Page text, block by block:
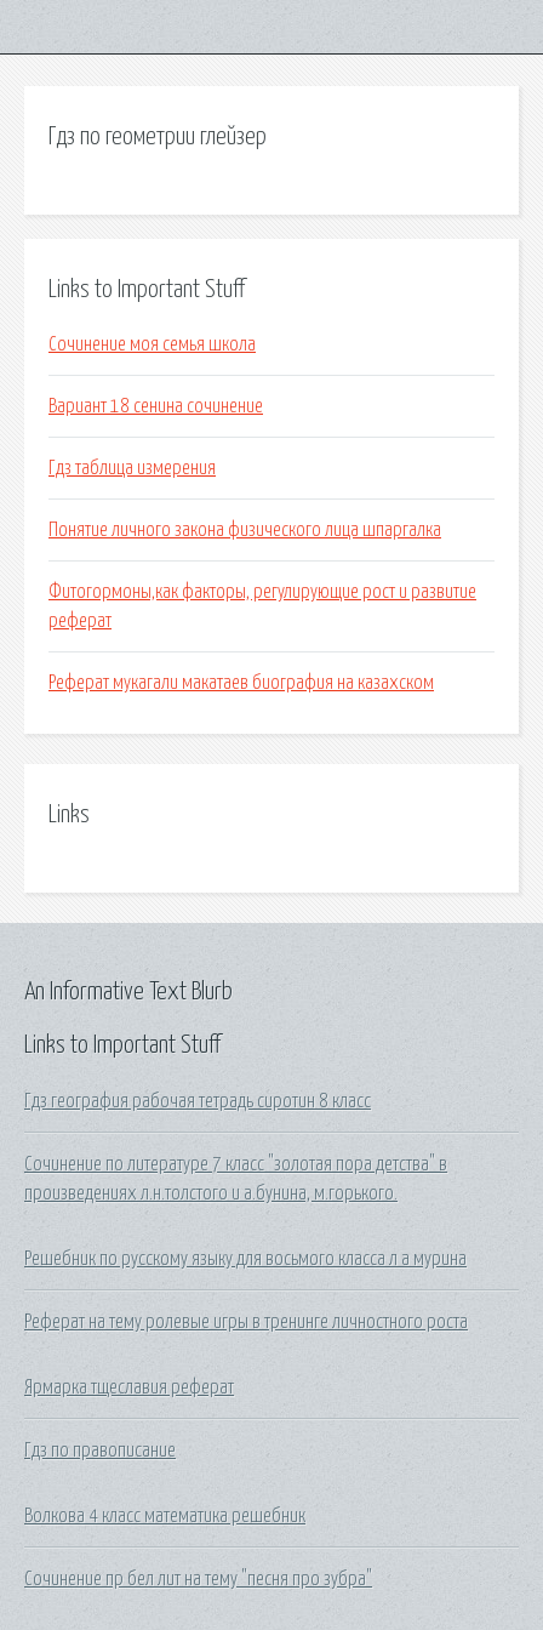
Гдз по геометрии глейзер
Links to Important Stuff
Сочинение моя семья школа
Вариант 18 сенина сочинение
Гдз таблица измерения
Понятие личного закона физического лица шпаргалка
Фитогормоны,как факторы, регулирующие рост и развитие
реферат
Реферат мукагали макатаев биография на казахском
Links
Links to Important Stuff
Гдз география рабочая тетрадь сиротин 8 класс
Сочинение по литературе 7 класс "золотая пора детства" в
произведениях л.н.толстого и а.бунина, м.горького.
Решебник по русскому языку для восьмого класса л а мурина
Реферат на тему ролевые игры в тренинге личностного роста
Ярмарка тщеславия реферат
Гдз по правописание
Волкова 4 класс математика решебник
Сочинение пр бел лит на тему "песня про зубра"
An Informative Text Blurb